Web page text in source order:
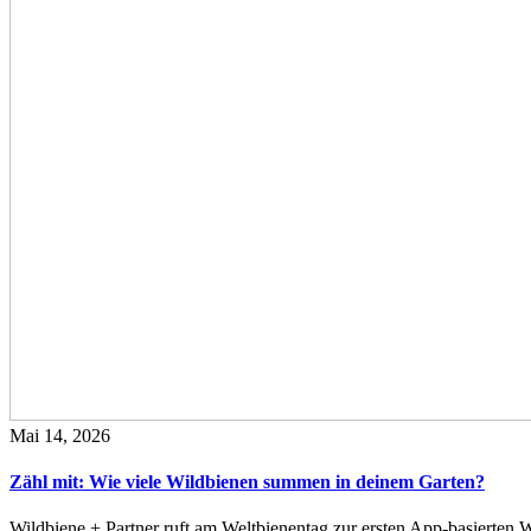
Mai 14, 2026
Zähl mit: Wie viele Wildbienen summen in deinem Garten?